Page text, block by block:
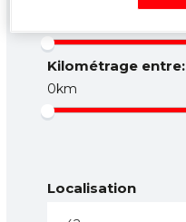
Kilométrage entre:
0km
Localisation